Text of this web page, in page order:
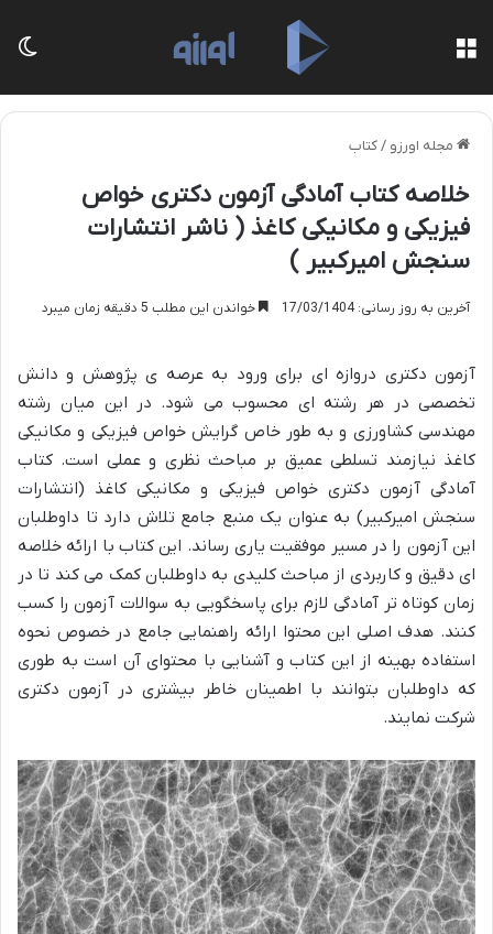
مجله اورزو /کتاب
خلاصه کتاب آمادگی آزمون دکتری خواص
فیزیکی و مکانیکی کاغذ ( ناشر انتشارات
سنجش امیرکبیر )
آخرین به روز رسانی: 17/03/1404 خواندن این مطلب 5 دقیقه زمان میبرد
آزمون دکتری دروازه ای برای ورود به عرصه ی پژوهش و دانش
تخصصی در هر رشته ای محسوب می شود. در این میان رشته
مهندسی کشاورزی و به طور خاص گرایش خواص فیزیکی و مکانیکی
کاغذ نیازمند تسلطی عمیق بر مباحث نظری و عملی است. کتاب
آمادگی آزمون دکتری خواص فیزیکی و مکانیکی کاغذ (انتشارات
سنجش امیرکبیر) به عنوان یک منبع جامع تلاش دارد تا داوطلبان
این آزمون را در مسیر موفقیت یاری رساند. این کتاب با ارائه خلاصه
ای دقیق و کاربردی از مباحث کلیدی به داوطلبان کمک می کند تا در
زمان کوتاه تر آمادگی لازم برای پاسخگویی به سوالات آزمون را کسب
کنند. هدف اصلی این محتوا ارائه راهنمایی جامع در خصوص نحوه
استفاده بهینه از این کتاب و آشنایی با محتوای آن است به طوری
که داوطلبان بتوانند با اطمینان خاطر بیشتری در آزمون دکتری
شرکت نمایند.